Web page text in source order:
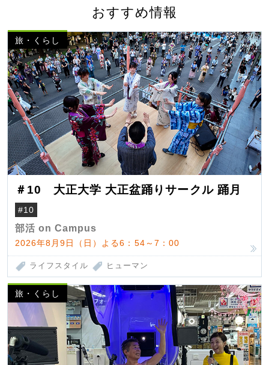
おすすめ情報
旅・くらし
＃10 大正大学 大正盆踊りサークル 踊月
#10
部活 on Campus
2026年8月9日（日）よる6：54～7：00
ライフスタイル ヒューマン
旅・くらし